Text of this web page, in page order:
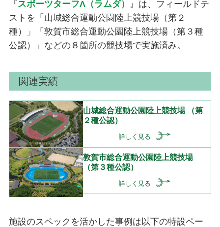
『 スポーツターフΛ（ラムダ）
』は、フィールドテ
ストを「山城総合運動公園陸上競技場（第２
種）」「敦賀市総合運動公園陸上競技場（第３種
公認）」などの８箇所の競技場で実施済み。
関連実績
山城総合運動公園陸上競技場 （第
２種公認）
詳しく見る
敦賀市総合運動公園陸上競技場
（第３種公認）
詳しく見る
施設のスペックを活かした事例は以下の特設ペー